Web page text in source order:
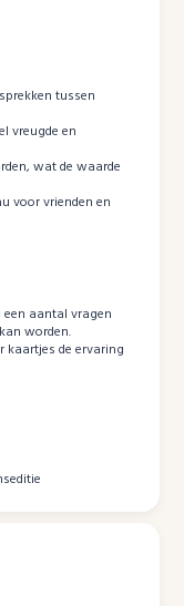
tussen
vreugde en
wat de waarde
voor vrienden en
aantal vragen
worden.
kaartjes de ervaring